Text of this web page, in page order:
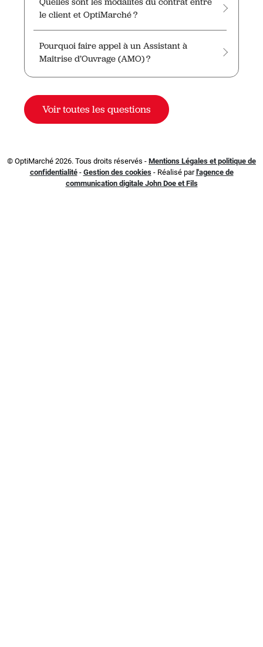
le client et OptiMarché ?
Pourquoi faire appel à un Assistant à
Maîtrise d’Ouvrage (AMO) ?
Voir toutes les questions
© OptiMarché 2026. Tous droits réservés -Mentions Légales et politique de
confidentialité-Gestion des cookies- Réalisé parl'agence de
communication digitale John Doe et Fils